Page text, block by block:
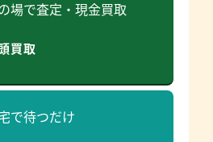
場で査定・現金買取
買取
で待つだけ